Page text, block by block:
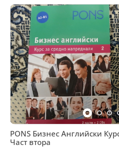
PONS Бизнес Английски
Част втора